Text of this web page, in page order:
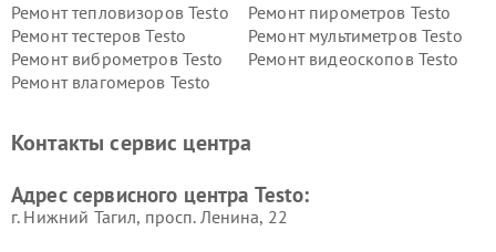
Ремонт тепловизоров Testo
Ремонт пирометров Testo
Ремонт тестеров Testo
Ремонт мультиметров Testo
Ремонт виброметров Testo
Ремонт видеоскопов Testo
Ремонт влагомеров Testo
Контакты сервис центра
Адрес сервисного центра Testo:
г. Нижний Тагил, просп. Ленина, 22